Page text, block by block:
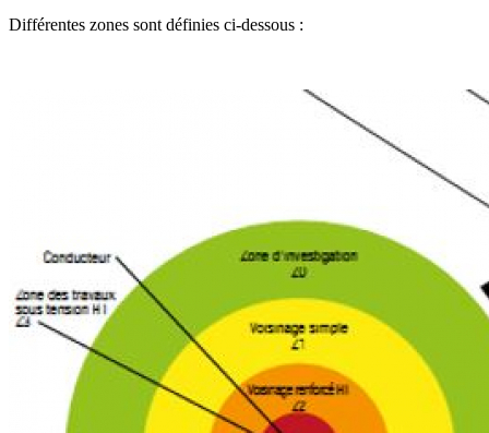
Différentes zones sont définies ci-dessous :